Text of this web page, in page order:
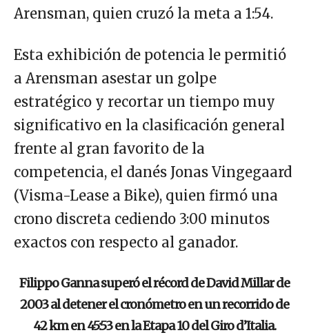
Arensman, quien cruzó la meta a 1:54.
Esta exhibición de potencia le permitió
a Arensman asestar un golpe
estratégico y recortar un tiempo muy
significativo en la clasificación general
frente al gran favorito de la
competencia, el danés Jonas Vingegaard
(Visma-Lease a Bike), quien firmó una
crono discreta cediendo 3:00 minutos
exactos con respecto al ganador.
Filippo Ganna superó el récord de David Millar de
2003 al detener el cronómetro en un recorrido de
42 km en 45:53 en la Etapa 10 del Giro d’Italia.